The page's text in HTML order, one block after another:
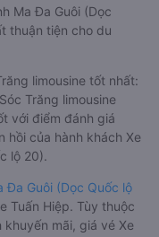
Ma Đa Guôi (Dọc
thuận tiện cho du
limousine tốt nhất:
Trăng limousine
với điểm đánh giá
hồi của hành khách Xe
lộ 20).
Đa Guôi (Dọc Quốc lộ
Tuấn Hiệp. Tùy thuộc
mãi, giá vé Xe